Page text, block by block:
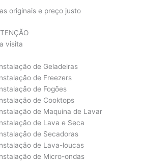
originais e preço justo
visita
de Geladeiras
de Freezers
de Fogões
de Cooktops
de Maquina de Lavar
de Lava e Seca
de Secadoras
de Lava-loucas
de Micro-ondas